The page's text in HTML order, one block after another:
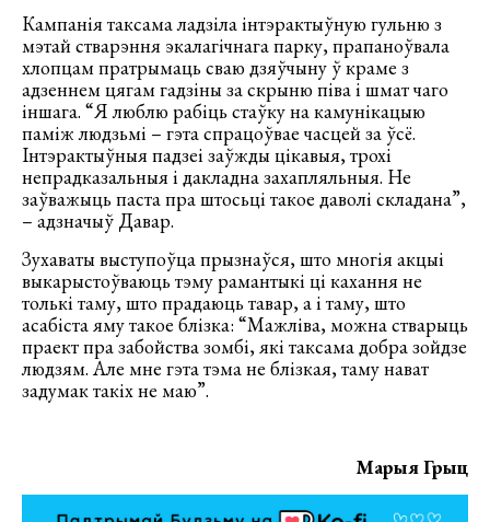
Кампанія таксама ладзіла інтэрактыўную гульню з
мэтай стварэння экалагічнага парку, прапаноўвала
хлопцам пратрымаць сваю дзяўчыну ў краме з
адзеннем цягам гадзіны за скрыню піва і шмат чаго
іншага. “Я люблю рабіць стаўку на камунікацыю
паміж людзьмі – гэта спрацоўвае часцей за ўсё.
Інтэрактыўныя падзеі заўжды цікавыя, трохі
непрадказальныя і дакладна захапляльныя. Не
заўважыць паста пра штосьці такое даволі складана”,
– адзначыў Давар.
Зухаваты выступоўца прызнаўся, што многія акцыі
выкарыстоўваюць тэму рамантыкі ці кахання не
толькі таму, што прадаюць тавар, а і таму, што
асабіста яму такое блізка: “Мажліва, можна стварыць
праект пра забойства зомбі, які таксама добра зойдзе
людзям. Але мне гэта тэма не блізкая, таму нават
задумак такіх не маю”.
Марыя Грыц